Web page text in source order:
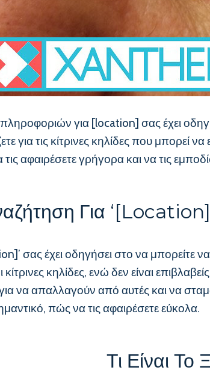
για [location] σας έχει
για τις κίτρινες κηλίδες που
αφαιρέσετε γρήγορα και να τις
Για
σας έχει οδηγήσει στο να
κηλίδες, ενώ δεν είναι
να απαλλαγούν από αυτές και να
πώς να τις αφαιρέσετε εύκολα.
Τι Είναι